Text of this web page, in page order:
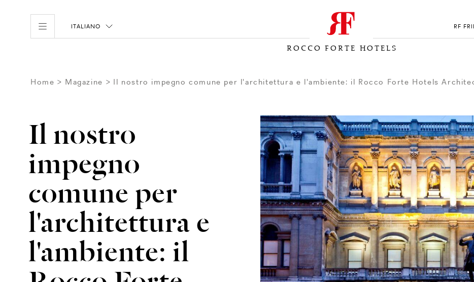
ITALIANO
ROCCO FORTE HOTELS
RF
Home Magazine Il nostro impegno comune per l'architettura e l'ambiente: il Rocco Forte Hotels
Il nostro
impegno
comune per
l'architettura e
l'ambiente: il